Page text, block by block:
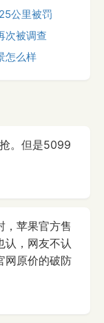
公里被罚
次被调查
怎么样
。但是5099
，苹果官方售
认，网友不认
网原价的破防